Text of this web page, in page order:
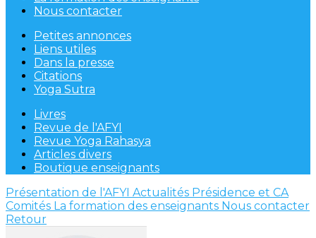
Nous contacter
Petites annonces
Liens utiles
Dans la presse
Citations
Yoga Sutra
Livres
Revue de l'AFYI
Revue Yoga Rahasya
Articles divers
Boutique enseignants
Présentation de l'AFYI Actualités Présidence et CA
Comités La formation des enseignants Nous contacter
Retour